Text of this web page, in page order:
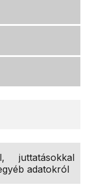
juttatásokkal
adatokról